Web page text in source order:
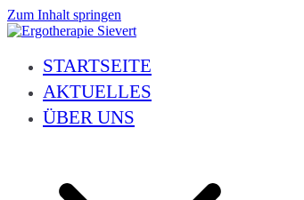
Zum Inhalt springen
Ergotherapie Sievert
Geriatrie, Neurologie, Handtherapie, Orthopädie,
STARTSEITE
AKTUELLES
ÜBER UNS